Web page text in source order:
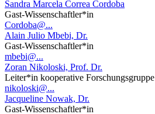
Sandra Marcela Correa Cordoba
Gast-Wissenschaftler*in
Cordoba@...
Alain Julio Mbebi, Dr.
Gast-Wissenschaftler*in
mbebi@...
Zoran Nikoloski, Prof. Dr.
Leiter*in kooperative Forschungsgruppe
nikoloski@...
Jacqueline Nowak, Dr.
Gast-Wissenschaftler*in